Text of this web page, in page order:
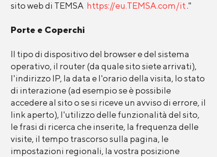
sito web di TEMSA https://eu.TEMSA.com/it."
Porte e Coperchi
Il tipo di dispositivo del browser e del sistema
operativo, il router (da quale sito siete arrivati),
l'indirizzo IP, la data e l'orario della visita, lo stato
di interazione (ad esempio se è possibile
accedere al sito o se si riceve un avviso di errore, il
link aperto), l'utilizzo delle funzionalità del sito,
le frasi di ricerca che inserite, la frequenza delle
visite, il tempo trascorso sulla pagina, le
impostazioni regionali, la vostra posizione